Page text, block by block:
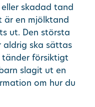
skadad tand
är en mjölktand
ut. Den största
aldrig ska sättas
försiktigt
slagit ut en
om hur du